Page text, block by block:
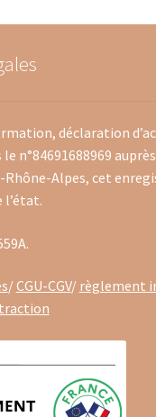
déclaration
n°84691688969
Rhône-Alpes, cet
l’état.
/CGU-CGV/ règlement